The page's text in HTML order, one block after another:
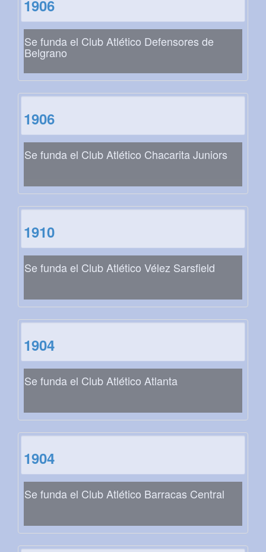
1906
Se funda el Club Atlético Defensores de
Belgrano
1906
Se funda el Club Atlético Chacarita Juniors
1910
Se funda el Club Atlético Vélez Sarsfield
1904
Se funda el Club Atlético Atlanta
1904
Se funda el Club Atlético Barracas Central